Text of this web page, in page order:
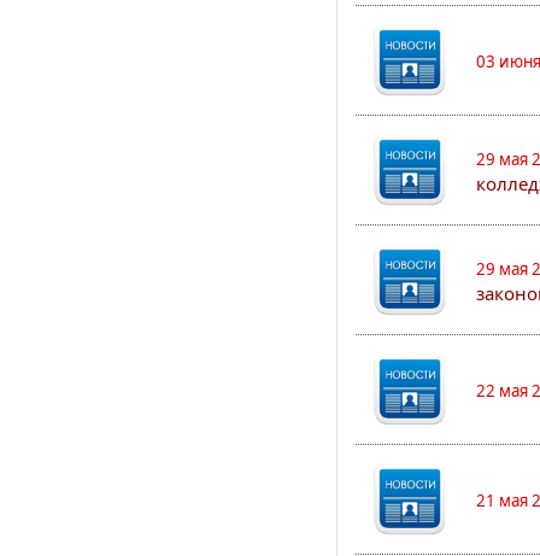
03
29 мая
29 мая
22 мая
21 мая